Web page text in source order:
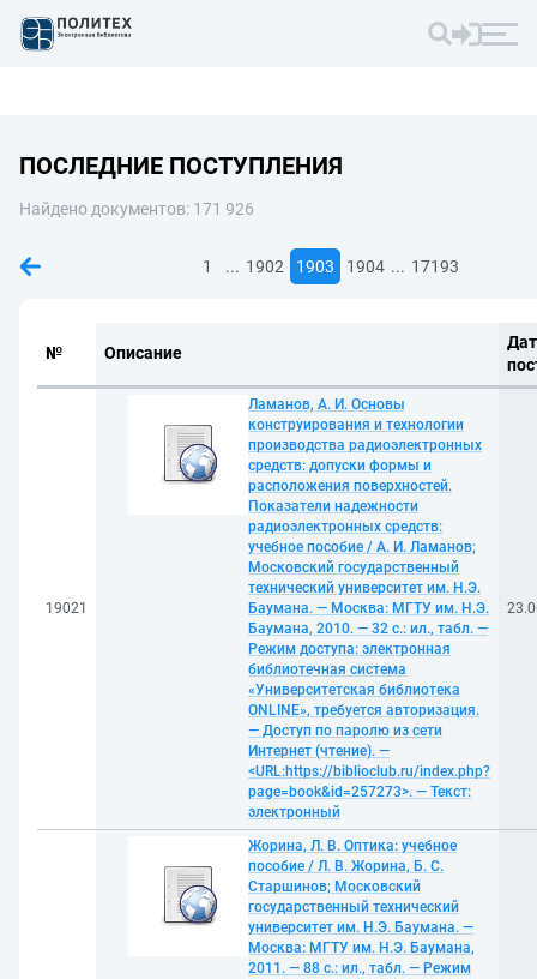
ПОСЛЕДНИЕ ПОСТУПЛЕНИЯ
Найдено документов: 171 926
1 ... 1902 1903 1904 ... 17193
№ Описание
19021
Ламанов, А. И. Основы
конструирования и технологии
производства радиоэлектронных
средств: допуски формы и
расположения поверхностей.
Показатели надежности
радиоэлектронных средств:
учебное пособие / А. И. Ламанов;
Московский государственный
технический университет им. Н.Э.
Баумана. — Москва: МГТУ им. Н.Э.
Баумана, 2010. — 32 с.: ил., табл. —
Режим доступа: электронная
библиотечная система
«Университетская библиотека
ONLINE», требуется авторизация.
— Доступ по паролю из сети
Интернет (чтение). —
<URL:https://biblioclub.ru/index.php?
page=book&id=257273>. — Текст:
электронный
Жорина, Л. В. Оптика: учебное
пособие / Л. В. Жорина, Б. С.
Старшинов; Московский
государственный технический
университет им. Н.Э. Баумана. —
Москва: МГТУ им. Н.Э. Баумана,
2011. — 88 с.: ил., табл. — Режим